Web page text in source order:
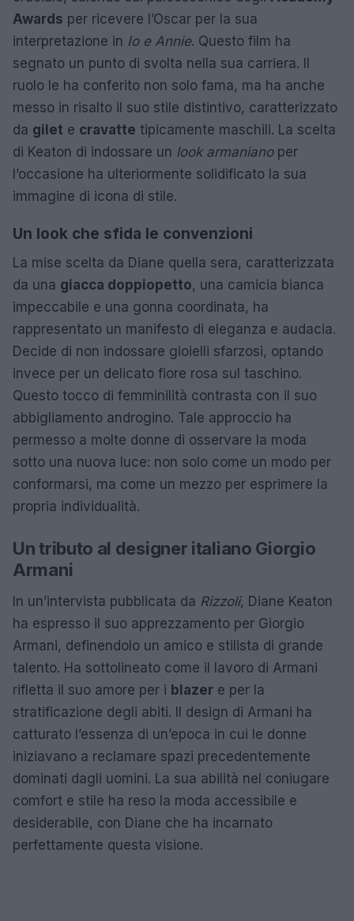
Awards per ricevere l’Oscar per la sua
interpretazione in Io e Annie. Questo film ha
segnato un punto di svolta nella sua carriera. Il
ruolo le ha conferito non solo fama, ma ha anche
messo in risalto il suo stile distintivo, caratterizzato
da gilet e cravatte tipicamente maschili. La scelta
di Keaton di indossare un look armanianoper
l’occasione ha ulteriormente solidificato la sua
immagine di icona di stile.
Un look che sfida le convenzioni
La mise scelta da Diane quella sera, caratterizzata
da una giacca doppiopetto, una camicia bianca
impeccabile e una gonna coordinata, ha
rappresentato un manifesto di eleganza e audacia.
Decide di non indossare gioielli sfarzosi, optando
invece per un delicato fiore rosa sul taschino.
Questo tocco di femminilità contrasta con il suo
abbigliamento androgino. Tale approccio ha
permesso a molte donne di osservare la moda
sotto una nuova luce: non solo come un modo per
conformarsi, ma come un mezzo per esprimere la
propria individualità.
Un tributo al designer italiano Giorgio
Armani
In un’intervista pubblicata da Rizzoli, Diane Keaton
ha espresso il suo apprezzamento per Giorgio
Armani, definendolo un amico e stilista di grande
talento. Ha sottolineato come il lavoro di Armani
rifletta il suo amore per i blazer e per la
stratificazione degli abiti. Il design di Armani ha
catturato l’essenza di un’epoca in cui le donne
iniziavano a reclamare spazi precedentemente
dominati dagli uomini. La sua abilità nel coniugare
comfort e stile ha reso la moda accessibile e
desiderabile, con Diane che ha incarnato
perfettamente questa visione.